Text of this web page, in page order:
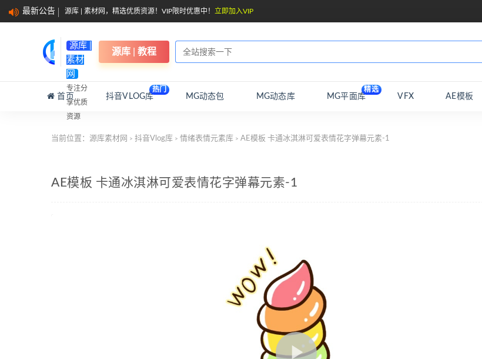
最新公告 源库 | 素材网，精选优质资源！VIP限时优惠中！ 立即加入VIP
源库 |
素材
网
专注分
享优质
资源
源库 | 教程
首页 抖音VLOG库
热门
MG动态包 MG动态库 MG平面库
精选
VFX AE模板
当前位置： 源库素材网 > 抖音Vlog库 > 情绪表情元素库 > AE模板 卡通冰淇淋可爱表情花字弹幕元素-1
AE模板 卡通冰淇淋可爱表情花字弹幕元素-1